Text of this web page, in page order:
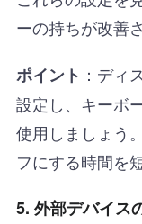
ーの持ちが改善
ポイント ：ディ
設定し、キーボ
使用しましょう
フにする時間を
5. 外部デバイス